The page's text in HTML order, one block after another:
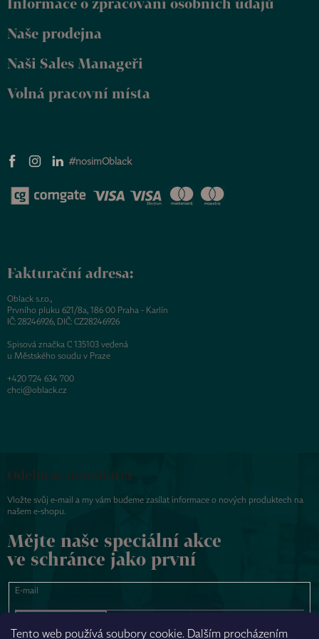
Tento web používá soubory cookie. Dalším procházením
Naše prodejna
Naši Sales Manageři
Volná pracovní místa
#nosimOblack
Fakturační adresa:
Oblack s.r.o.,
Prvního pluku 621/8a, 186 00 Praha - Karlín
IČ: 28246926, DIČ: CZ28246926
Spisová značka C 135103 vedená
u Městského soudu v Praze
+420 724 634 700
chci@oblack.cz
Odebírat newsletter
Vložte svůj e-mail a my vám budeme zasílat informace o nových produktech na
našem e-shopu.
Mějte naše speciální akce
ve schránce jako první
E-mail